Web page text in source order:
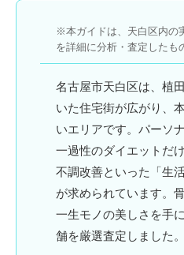
※本ガイドは、天白区内の
を詳細に分析・査定したも
名古屋市天白区は、植
いた住宅街が広がり、
いエリアです。 パーソ
一過性のダイエットだ
不調改善といった「生
が求められています。
一生モノの美しさを手
舗を厳選査定しました。